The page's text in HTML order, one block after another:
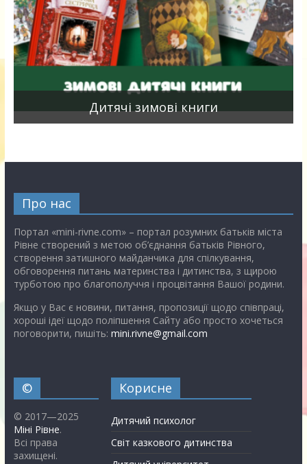
Дитячі зимові книги
Про нас
Портал «mini-rivne.com» – портал розумних батьків міста
Рівне створений з метою об’єднання батьків Рівного,
створення затишного майданчика для спілкування,
обговорення питань материнства і дитинства, з щирою
турботою про благополуччя і процвітання Вашої родини.
Якщо у Вас є новини, питання, пропозиції щодо співпраці,
хороші ідеї щодо поліпшення Сайту або просто хочеться
поговорити, пишіть: mini.rivne@gmail.com
©
© 2017—2025
Міні Рівне.
Всі права
захищені.
Корисне
Дитячий психолог
Світ казкового дитинства